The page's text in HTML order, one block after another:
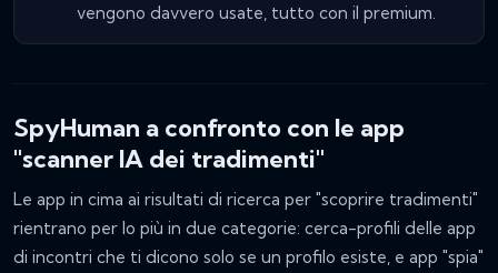
vengono davvero usate, tutto con il premium.
SpyHuman a confronto con le app
"scanner IA dei tradimenti"
Le app in cima ai risultati di ricerca per "scoprire tradimenti"
rientrano per lo più in due categorie: cerca-profili delle app
di incontri che ti dicono solo se un profilo esiste, e app "spia"